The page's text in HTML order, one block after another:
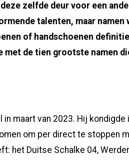
zelfde deur voor een
talenten, maar namen
of handschoenen
met de tien grootste namen
maart van 2023. Hij kondigde
om per direct te stoppen
het Duitse Schalke 04,